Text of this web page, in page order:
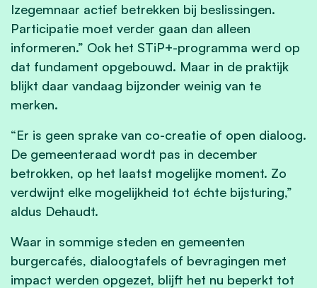
Izegemnaar actief betrekken bij beslissingen.
Participatie moet verder gaan dan alleen
informeren.” Ook het STiP+-programma werd op
dat fundament opgebouwd. Maar in de praktijk
blijkt daar vandaag bijzonder weinig van te
merken.
“Er is geen sprake van co-creatie of open dialoog.
De gemeenteraad wordt pas in december
betrokken, op het laatst mogelijke moment. Zo
verdwijnt elke mogelijkheid tot échte bijsturing,”
aldus Dehaudt.
Waar in sommige steden en gemeenten
burgercafés, dialoogtafels of bevragingen met
impact werden opgezet, blijft het nu beperkt tot